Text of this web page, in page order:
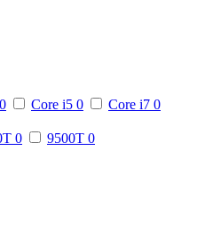
0 Core i5 0 Core i7 0
0 9500T 0